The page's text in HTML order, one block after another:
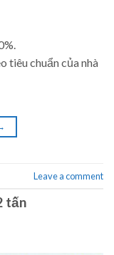
tiêu chuẩn của nhà
Leave a comment
tấn